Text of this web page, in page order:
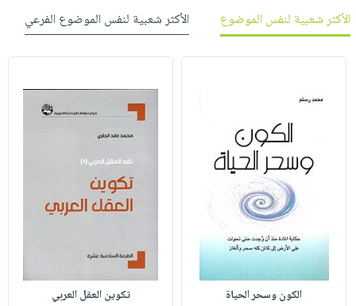
الأكثر شعبية لنفس الموضوع
الأكثر شعبية لنفس الموضوع الفرعي
الكون وسحر الحياة
تكوين العقل العربي